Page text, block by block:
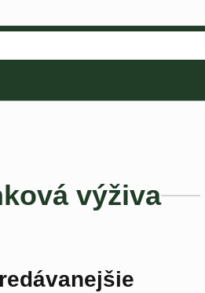
výživa